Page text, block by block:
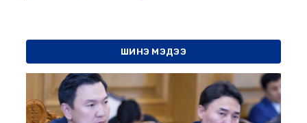
ШИНЭ МЭДЭЭ